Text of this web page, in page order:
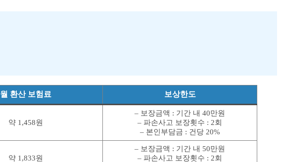
월 환산 보험료 보상한도
약 1,458원
– 보장금액 : 기간 내 40만원
– 파손사고 보장횟수 : 2회
– 본인부담금 : 건당 20%
약 1,833원
– 보장금액 : 기간 내 50만원
– 파손사고 보장횟수 : 2회